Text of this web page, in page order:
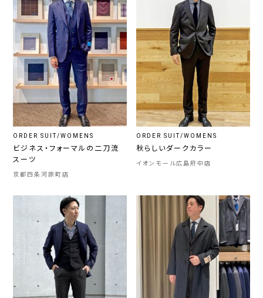
ORDER SUIT/WOMENS
ビジネス・フォーマルの二刀流
スーツ
京都四条河原町店
ORDER SUIT/WOMENS
秋らしいダークカラー
イオンモール広島府中店